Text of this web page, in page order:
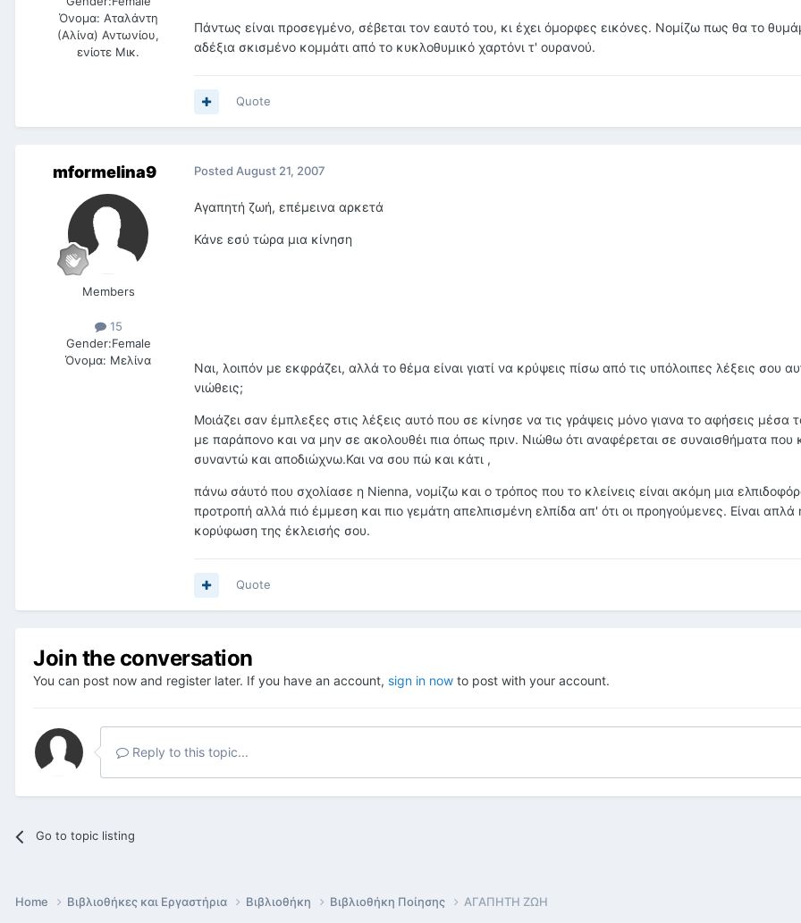
Όνομα: Αταλάντη
(Αλίνα) Αντωνίου,
ενίοτε Μικ.
Πάντως είναι προσεγμένο, σέβεται τον εαυτό του, κι έχει όμορφες εικόνες. Νομίζω πως θα το
αδέξια σκισμένο κομμάτι από το κυκλοθυμικό χαρτόνι τ' ουρανού.
Quote
mformelina9
Members
15
Gender:Female
Όνομα: Μελίνα
Posted August 21, 2007
Αγαπητή ζωή, επέμεινα αρκετά
Κάνε εσύ τώρα μια κίνηση
Ναι, λοιπόν με εκφράζει, αλλά το θέμα είναι γιατί να κρύψεις πίσω από τις υπόλοιπες λέξεις σου
νιώθεις;
Μοιάζει σαν έμπλεξες στις λέξεις αυτό που σε κίνησε να τις γράψεις μόνο γιανα το αφήσεις μέσα
με παράπονο και να μην σε ακολουθέι πια όπως πριν. Νιώθω ότι αναφέρεται σε συναισθήματα που
συναντώ και αποδιώχνω.Και να σου πώ και κάτι ,
πάνω σάυτό που σχολίασε η Nienna, νομίζω και ο τρόπος που το κλείνεις είναι ακόμη μια
προτροπή αλλά πιό έμμεση και πιο γεμάτη απελπισμένη ελπίδα απ' ότι οι προηγούμενες. Είναι απλά
κορύφωση της έκλεισής σου.
Quote
Join the conversation
You can post now and register later. If you have an account, sign in now to post with your account.
Reply to this topic...
Go to topic listing
Home Βιβλιοθήκες και Εργαστήρια Βιβλιοθήκη Βιβλιοθήκη Ποίησης ΑΓΑΠΗΤΗ ΖΩΗ